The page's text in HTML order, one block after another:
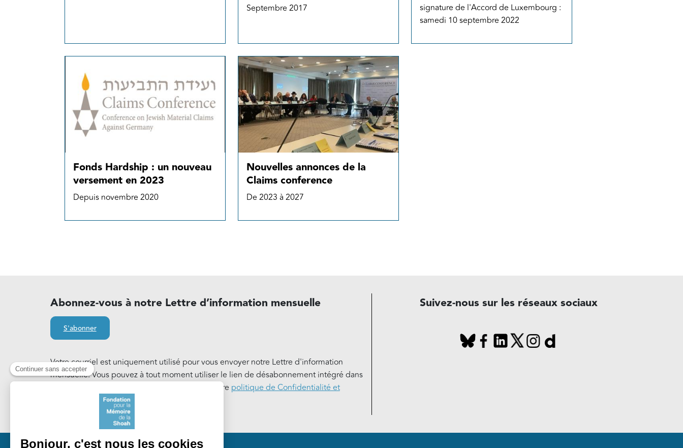
Septembre 2017
signature de l'Accord de Luxembourg :
samedi 10 septembre 2022
Fonds Hardship : un nouveau
versement en 2023
Depuis novembre 2020
Nouvelles annonces de la
Claims conference
De 2023 à 2027
Abonnez-vous à notre Lettre d’information mensuelle
S'abonner
Votre courriel est uniquement utilisé pour vous envoyer notre Lettre d'information
mensuelle. Vous pouvez à tout moment utiliser le lien de désabonnement intégré dans
notre Lettre d'information. En savoir plus sur notre politique de Confidentialité et
Suivez-nous sur les réseaux sociaux
Pied de page